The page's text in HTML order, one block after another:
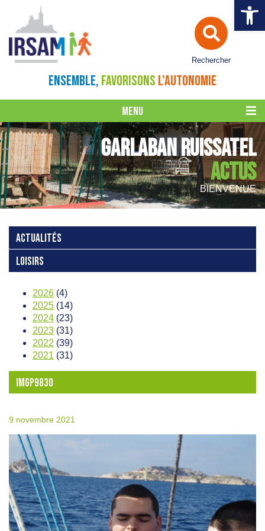
Ouvrir
Rechercher
ENSEMBLE, FAVORISONS L'AUTONOMIE
MENU
GARLABAN RUISSATEL
ACTUS
BIENVENUE
ACTUALITÉS
LOISIRS
2026 (4)
2025 (14)
2024 (23)
2023 (31)
2022 (39)
2021 (31)
IMGP9830
9 novembre 2021